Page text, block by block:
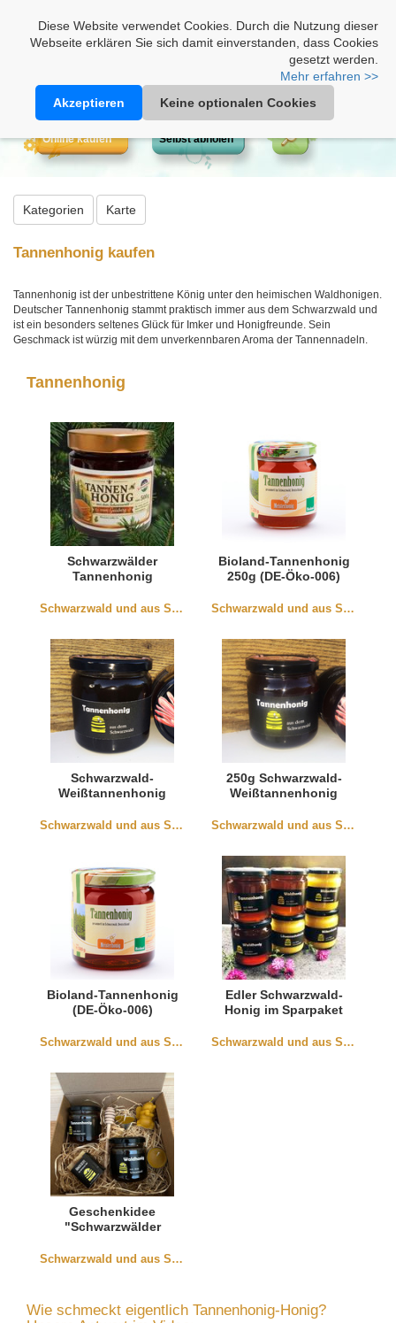
Diese Website verwendet Cookies. Durch die Nutzung dieser
Webseite erklären Sie sich damit einverstanden, dass Cookies
gesetzt werden.
Mehr erfahren >>
Akzeptieren
Keine optionalen Cookies
Online kaufen Selbst abholen
Kategorien Karte
Tannenhonig kaufen
Tannenhonig ist der unbestrittene König unter den heimischen Waldhonigen.
Deutscher Tannenhonig stammt praktisch immer aus dem Schwarzwald und
ist ein besonders seltenes Glück für Imker und Honigfreunde. Sein
Geschmack ist würzig mit dem unverkennbaren Aroma der Tannennadeln.
Tannenhonig
Schwarzwälder
Tannenhonig
Schwarzwald und aus Südbaden
Bioland-Tannenhonig
250g (DE-Öko-006)
Schwarzwald und aus Südbaden
Schwarzwald-
Weißtannenhonig
Schwarzwald und aus Südbaden
250g Schwarzwald-
Weißtannenhonig
Schwarzwald und aus Südbaden
Bioland-Tannenhonig
(DE-Öko-006)
Schwarzwald und aus Südbaden
Edler Schwarzwald-
Honig im Sparpaket
Schwarzwald und aus Südbaden
Geschenkidee
"Schwarzwälder
Schwarzwald und aus Südbaden
Wie schmeckt eigentlich Tannenhonig-Honig?